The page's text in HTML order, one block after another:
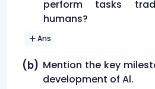
perform tasks
humans?
Ans
(b) Mention the key
development of Al.